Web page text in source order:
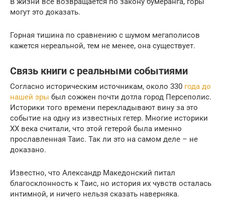
могут это доказать.
Горная тишина по сравнению с шумом мегаполисов
кажется нереальной, тем не менее, она существует.
Связь книги с реальными событиями
Согласно историческим источникам, около 330 года до
нашей эры был сожжен почти дотла город Персеполис.
Историки того времени перекладывают вину за это
событие на одну из известных гетер. Многие историки
ХХ века считали, что этой гетерой была именно
прославленная Таис. Так ли это на самом деле – не
доказано.
Известно, что Александр Македонский питал
благосклонность к Таис, но история их чувств осталась
интимной, и ничего нельзя сказать наверняка.